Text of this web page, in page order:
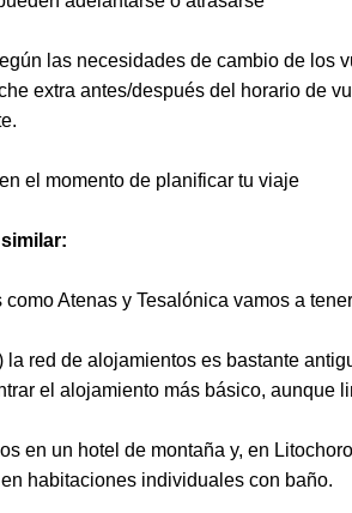
las necesidades de cambio de los
extra antes/después del horario de
el momento de planificar tu viaje
Atenas y Tesalónica vamos a
la red de alojamientos es bastante
el alojamiento más básico, aunque
en un hotel de montaña y, en
habitaciones individuales con baño.